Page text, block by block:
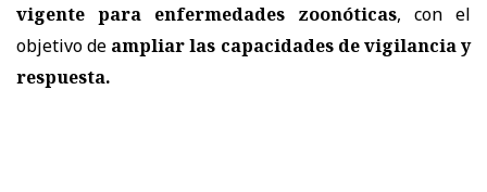
vigente para enfermedades zoonóticas, con el
objetivo de ampliar las capacidades de vigilancia y
respuesta.